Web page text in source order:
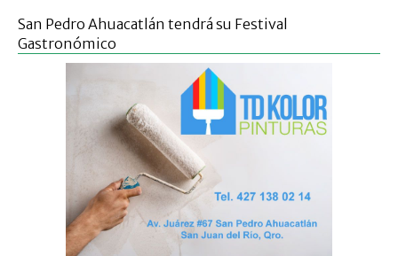
San Pedro Ahuacatlán tendrá su Festival
Gastronómico